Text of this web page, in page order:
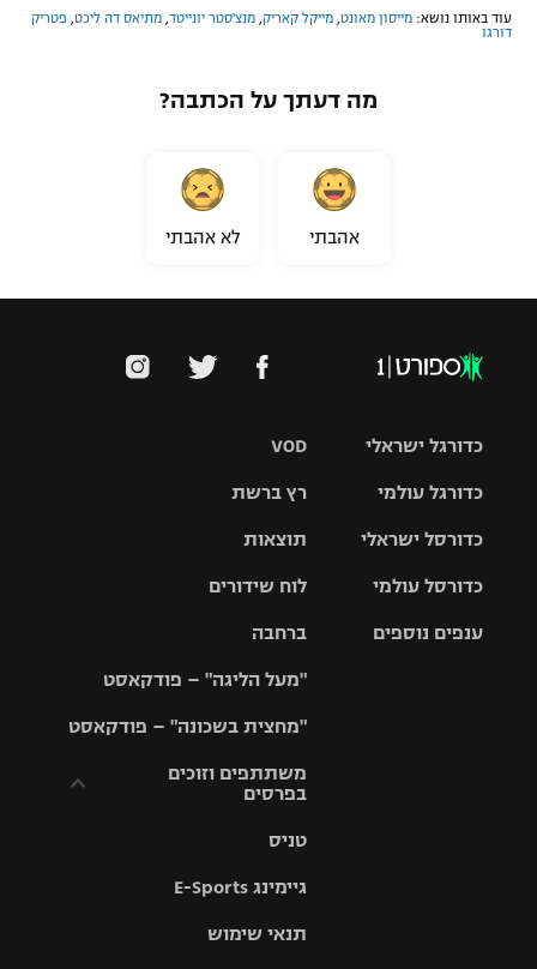
עוד באותו נושא: מייסון מאונט מייקל קאריק מנצ'סטר יונייטד מתיאס דה ליכט פטריק
דורגו
מה דעתך על הכתבה?
אהבתי לא אהבתי
VOD
רץ ברשת
תוצאות
לוח שידורים
ברחבה
"מעל הליגה" – פודקאסט
"מחצית בשכונה" – פודקאסט
משתתפים וזוכים
בפרסים
וזוכים בפרסים
תקנון עבור פעילות
טניס
גיימינג E-Sports
תנאי שימוש
כדורגל ישראלי
גביע הטוטו
כדורגל עולמי
האלופות
ליגה
כדורסל ישראלי
סל
כדורסל עולמי
ענפים נוספים